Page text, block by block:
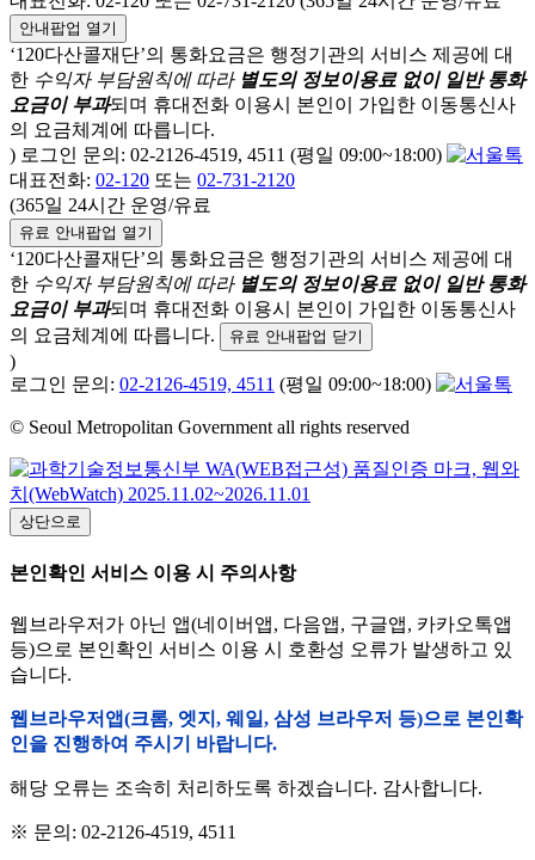
안내팝업 열기
‘120다산콜재단’의 통화요금은 행정기관의 서비스 제공에 대
한 수익자 부담원칙에 따라 별도의 정보이용료 없이 일반 통화
요금이 부과되며 휴대전화 이용시 본인이 가입한 이동통신사
의 요금체계에 따릅니다.
) 로그인 문의: 02-2126-4519, 4511 (평일 09:00~18:00)
대표전화: 02-120 또는 02-731-2120
(365일 24시간 운영/유료
유료 안내팝업 열기
‘120다산콜재단’의 통화요금은 행정기관의 서비스 제공에 대
한 수익자 부담원칙에 따라 별도의 정보이용료 없이 일반 통화
요금이 부과되며 휴대전화 이용시 본인이 가입한 이동통신사
의 요금체계에 따릅니다.
유료 안내팝업 닫기
)
로그인 문의: 02-2126-4519, 4511 (평일 09:00~18:00)
© Seoul Metropolitan Government all rights reserved
상단으로
본인확인 서비스 이용 시 주의사항
웹브라우저가 아닌 앱(네이버앱, 다음앱, 구글앱, 카카오톡앱
등)으로 본인확인 서비스 이용 시 호환성 오류가 발생하고 있
습니다.
웹브라우저앱(크롬, 엣지, 웨일, 삼성 브라우저 등)으로 본인확
인을 진행하여 주시기 바랍니다.
해당 오류는 조속히 처리하도록 하겠습니다. 감사합니다.
※ 문의: 02-2126-4519, 4511